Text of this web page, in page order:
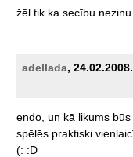
žēl tik ka secību nezinu
adellada,
endo, un kā likums būs
spēlēs praktiski
(: :D